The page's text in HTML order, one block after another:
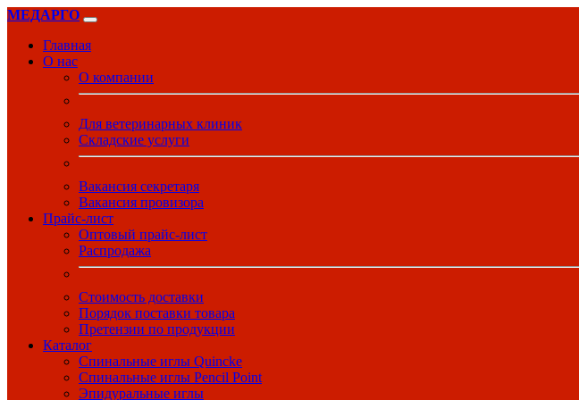
МЕДАРГО
Главная
О нас
О компании
Для ветеринарных клиник
Складские услуги
Вакансия секретаря
Вакансия провизора
Прайс-лист
Оптовый прайс-лист
Распродажа
Стоимость доставки
Порядок поставки товара
Претензии по продукции
Каталог
Спинальные иглы Quincke
Спинальные иглы Pencil Point
Эпидуральные иглы